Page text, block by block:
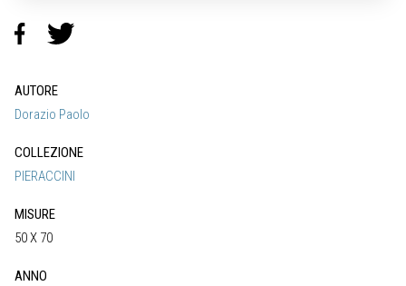
AUTORE
Dorazio Paolo
COLLEZIONE
PIERACCINI
MISURE
50 X 70
ANNO